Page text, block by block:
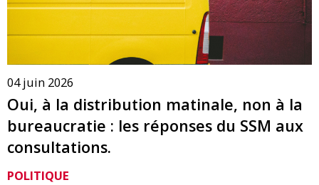
04 juin 2026
Oui, à la distribution matinale, non à la
bureaucratie : les réponses du SSM aux
consultations.
POLITIQUE